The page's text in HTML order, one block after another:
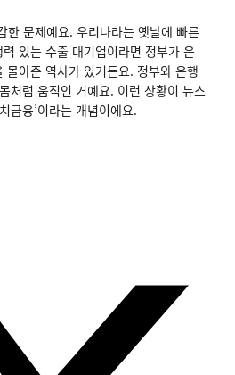
한 문제예요. 우리나라는 옛날에 빠른
있는 수출 대기업이라면 정부가 은
몰아준 역사가 있거든요. 정부와 은행
처럼 움직인 거예요. 이런 상황이 뉴스
금융’이라는 개념이에요.